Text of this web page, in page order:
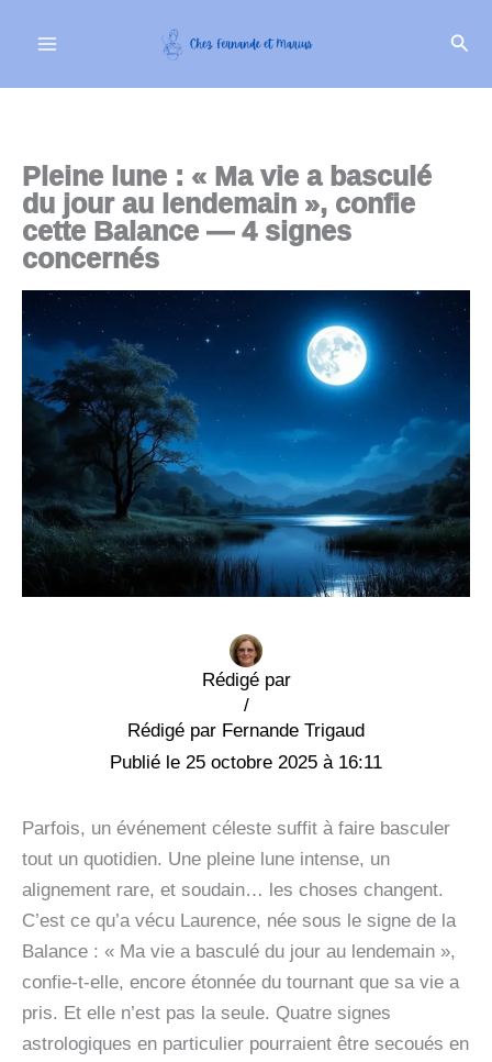
Pleine lune : « Ma vie a basculé
du jour au lendemain », confie
cette Balance — 4 signes
concernés
Rédigé par
Fernande Trigaud
/
25 octobre 2025 à 16:11
Parfois, un événement céleste suffit à faire basculer
tout un quotidien. Une pleine lune intense, un
alignement rare, et soudain… les choses changent.
C’est ce qu’a vécu Laurence, née sous le signe de la
Balance : « Ma vie a basculé du jour au lendemain »,
confie-t-elle, encore étonnée du tournant que sa vie a
pris. Et elle n’est pas la seule. Quatre signes
astrologiques en particulier pourraient être secoués en